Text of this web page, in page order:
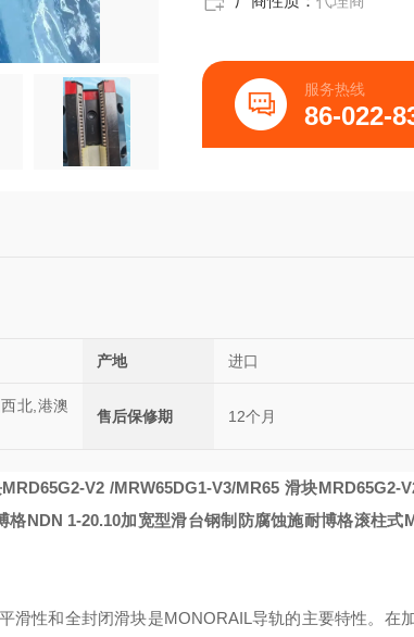
服务热线
86-022-
产地 进口
北,港澳
售后保修期 12个月
V2 /MRW65DG1-V3/MR65 滑块MRD65G2-
格NDN 1-20.10加宽型滑台钢制防腐蚀施耐博格滚柱式
滑性和全封闭滑块是MONORAIL 导轨的主要特性。在